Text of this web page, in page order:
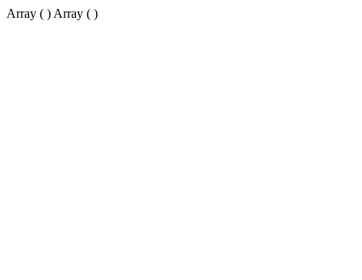
Array ( ) Array ( )